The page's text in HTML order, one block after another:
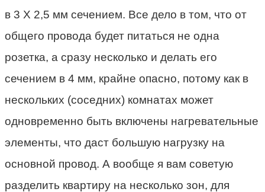
в 3 Х 2,5 мм сечением. Все дело в том, что от
общего провода будет питаться не одна
розетка, а сразу несколько и делать его
сечением в 4 мм, крайне опасно, потому как в
нескольких (соседних) комнатах может
одновременно быть включены нагревательные
элементы, что даст большую нагрузку на
основной провод. А вообще я вам советую
разделить квартиру на несколько зон, для